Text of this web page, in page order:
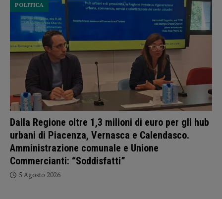
Dalla Regione oltre 1,3 milioni di euro per gli hub
urbani di Piacenza, Vernasca e Calendasco.
Amministrazione comunale e Unione
Commercianti: “Soddisfatti”
POLITICA
5 Agosto 2026